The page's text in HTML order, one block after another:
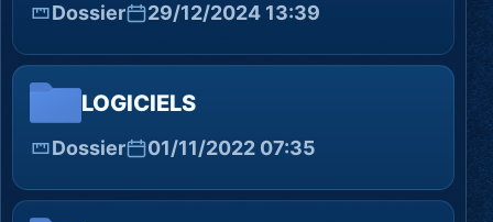
Dossier 29/12/2024 13:39
LOGICIELS
Dossier 01/11/2022 07:35